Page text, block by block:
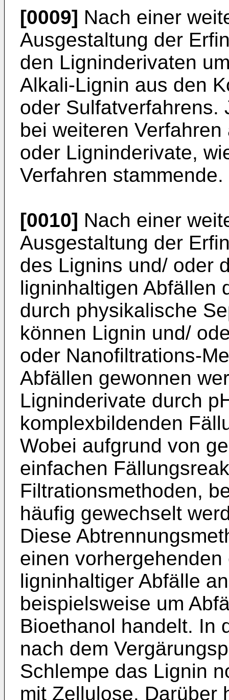
[0009] Nach einer
Ausgestaltung der
den Ligninderivaten
Alkali-Lignin aus den
oder Sulfatverfahrens.
bei weiteren
oder Ligninderivate,
Verfahren stammende.
[0010] Nach einer
Ausgestaltung der
des Lignins und/ oder
ligninhaltigen Abfällen
durch physikalische
können Lignin und/
oder Nanofiltrations-
Abfällen gewonnen
Ligninderivate durch
komplexbildenden
Wobei aufgrund von
einfachen
Filtrationsmethoden,
häufig gewechselt
Diese
einen
ligninhaltiger Abfälle
beispielsweise um
Bioethanol handelt. In
nach dem
Schlempe das Lignin
mit Zellulose. Darüber